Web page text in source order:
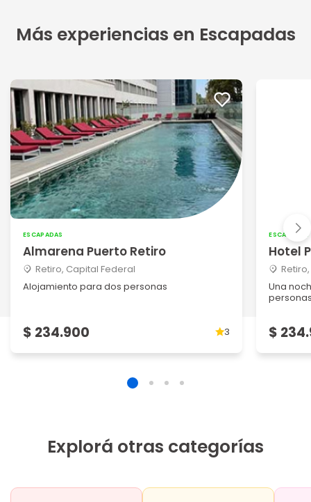
Más experiencias en Escapadas
ESCAPADAS
Almarena Puerto Retiro
Retiro, Capital Federal
Alojamiento para dos personas
$ 234.900 3
ESCAPADAS
Hotel
Una
$
Explorá otras categorías